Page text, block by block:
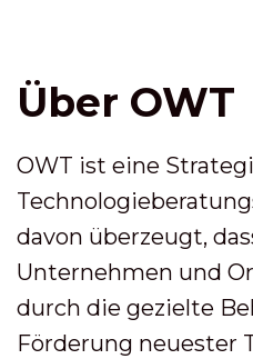
Über OWT
OWT ist eine
davon überzeugt,
Unternehmen und
durch die gezielte
Förderung neuester